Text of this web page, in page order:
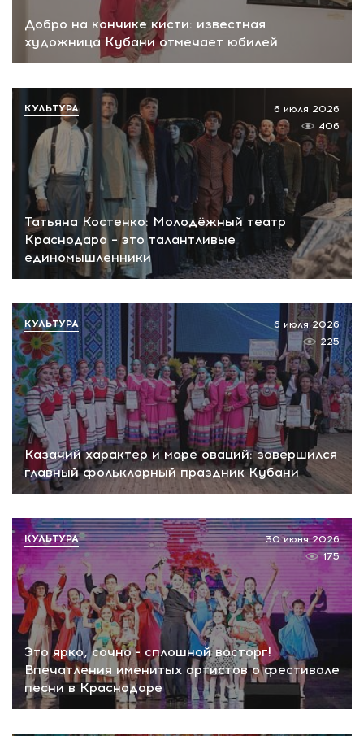
Добро на кончике кисти: известная
художница Кубани отмечает юбилей
Татьяна Костенко: Молодёжный театр
Краснодара – это талантливые
единомышленники
6 июля 2026
406
КУЛЬТУРА
Казачий характер и море оваций: завершился
главный фольклорный праздник Кубани
6 июля 2026
225
КУЛЬТУРА
Это ярко, сочно - сплошной восторг!
Впечатления именитых артистов о фестивале
песни в Краснодаре
30 июня 2026
175
КУЛЬТУРА